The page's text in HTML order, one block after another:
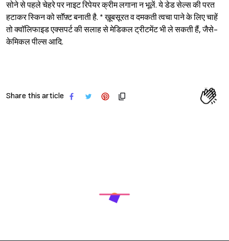
सोने से पहले चेहरे पर नाइट रिपेयर क्रीम लगाना न भूलें. ये डेड सेल्स की परत
हटाकर स्किन को सॉॅफ़्ट बनाती है. * ख़ूबसूरत व दमकती त्वचा पाने के लिए चाहें
तो क्वॉलिफाइड एक्सपर्ट की सलाह से मेडिकल ट्रीटमेंट भी ले सकती हैं, जैसे-
केमिकल पील्स आदि.
Share this article